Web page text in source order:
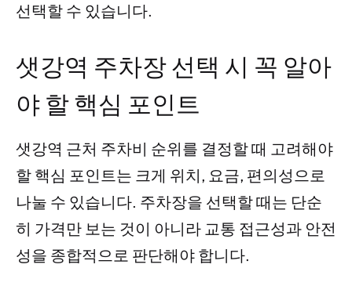
선택할 수 있습니다.
샛강역 주차장 선택 시 꼭 알아
야 할 핵심 포인트
샛강역 근처 주차비 순위를 결정할 때 고려해야
할 핵심 포인트는 크게 위치, 요금, 편의성으로
나눌 수 있습니다. 주차장을 선택할 때는 단순
히 가격만 보는 것이 아니라 교통 접근성과 안전
성을 종합적으로 판단해야 합니다.